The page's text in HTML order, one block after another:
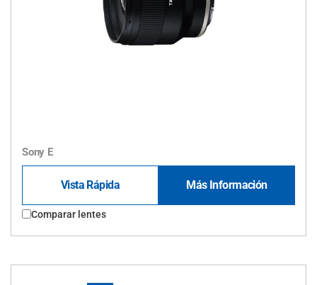
Sony E
Vista Rápida Más Información
Comparar lentes